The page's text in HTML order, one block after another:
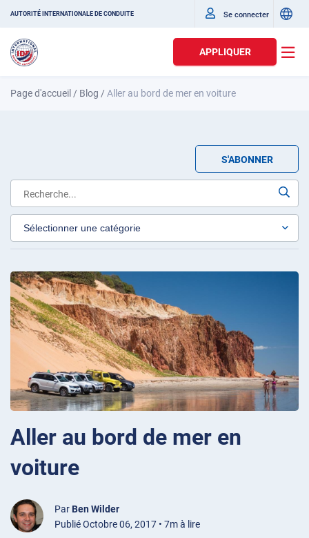
AUTORITÉ INTERNATIONALE DE CONDUITE Se connecter
APPLIQUER
Page d'accueil / Blog /Aller au bord de mer en voiture
S'ABONNER
Aller au bord de mer en
voiture
Par Ben Wilder
Publié Octobre 06, 2017 • 7m à lire